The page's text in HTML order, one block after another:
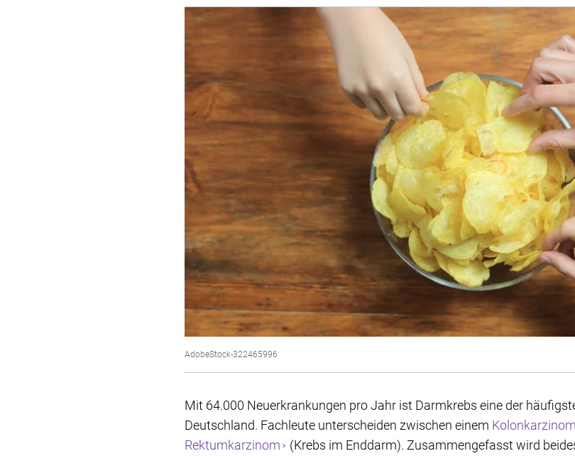
AdobeStock-322465996
Mit 64.000 Neuerkrankungen pro Jahr ist Darmkrebs eine der
Deutschland. Fachleute unterscheiden zwischen einem Kolonkarzinom
Rektumkarzinom
(Krebs im Enddarm). Zusammengefasst wird